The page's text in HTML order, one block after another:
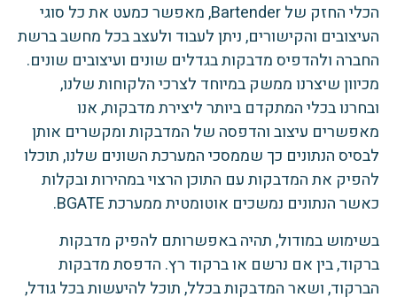
הכלי החזק של Bartender, מאפשר כמעט את כל סוגי
העיצובים והקישורים, ניתן לעבוד ולעצב בכל מחשב ברשת
החברה ולהדפיס מדבקות בגדלים שונים ועיצובים שונים.
מכיוון שיצרנו ממשק במיוחד לצרכי הלקוחות שלנו,
ובחרנו בכלי המתקדם ביותר ליצירת מדבקות, אנו
מאפשרים עיצוב והדפסה של המדבקות ומקשרים אותן
לבסיס הנתונים כך שממסכי המערכת השונים שלנו, תוכלו
להפיק את המדבקות עם התוכן הרצוי במהירות ובקלות
כאשר הנתונים נמשכים אוטומטית ממערכת BGATE.
בשימוש במודול, תהיה באפשרותם להפיק מדבקות
ברקוד, בין אם נרשם או ברקוד רץ. הדפסת מדבקות
הברקוד, ושאר המדבקות בכלל, תוכל להיעשות בכל גודל,